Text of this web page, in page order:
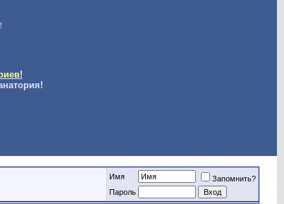
Имя
Запомнить?
Пароль